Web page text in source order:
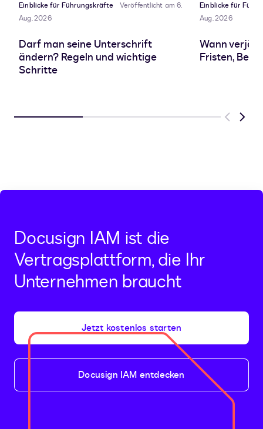
Einblicke für Führungskräfte
Veröffentlicht am 6.
Aug. 2026
Darf man seine Unterschrift
ändern? Regeln und wichtige
Schritte
Einblicke für
Aug. 2026
Wann
Fristen,
Previous
Next
Docusign IAM ist die
Vertragsplattform, die Ihr
Unternehmen braucht
Jetzt kostenlos starten
Docusign IAM entdecken